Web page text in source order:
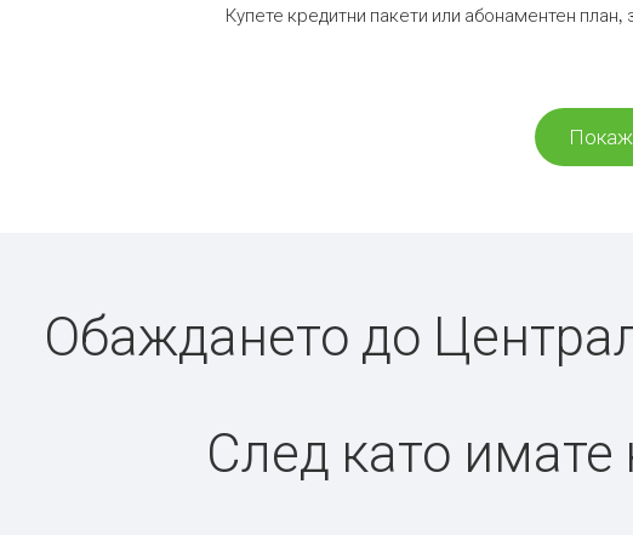
Купете кредитни пакети или абонаментен
Обаждането до
След като